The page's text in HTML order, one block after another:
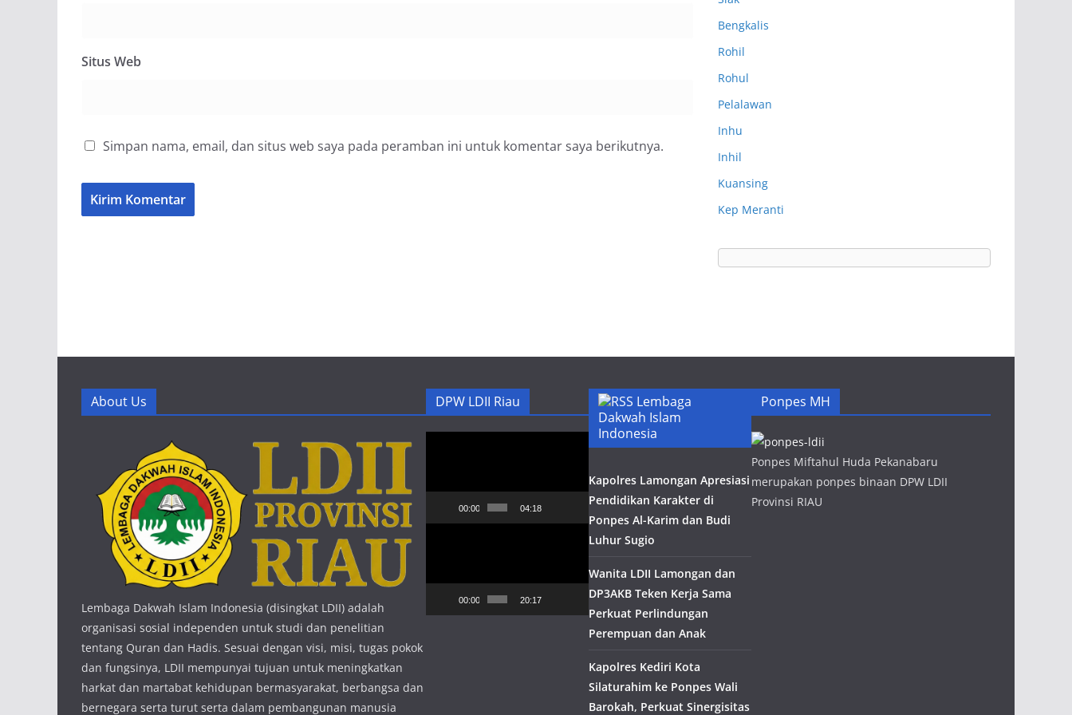
Situs Web
Simpan nama, email, dan situs web saya pada peramban ini untuk komentar saya berikutnya.
Bengkalis
Rohil
Rohul
Pelalawan
Inhu
Inhil
Kuansing
Kep Meranti
About Us
Lembaga Dakwah Islam Indonesia (disingkat LDII) adalah
organisasi sosial independen untuk studi dan penelitian
tentang Quran dan Hadis. Sesuai dengan visi, misi, tugas pokok
dan fungsinya, LDII mempunyai tujuan untuk meningkatkan
harkat dan martabat kehidupan bermasyarakat, berbangsa dan
bernegara serta turut serta dalam pembangunan manusia
DPW LDII Riau
00:00 04:18
00:00 20:17
Lembaga
Dakwah Islam
Indonesia
Kapolres Lamongan Apresiasi
Pendidikan Karakter di
Ponpes Al-Karim dan Budi
Luhur Sugio
Wanita LDII Lamongan dan
DP3AKB Teken Kerja Sama
Perkuat Perlindungan
Perempuan dan Anak
Kapolres Kediri Kota
Silaturahim ke Ponpes Wali
Barokah, Perkuat Sinergisitas
Ponpes MH
Ponpes Miftahul Huda Pekanabaru
merupakan ponpes binaan DPW LDII
Provinsi RIAU